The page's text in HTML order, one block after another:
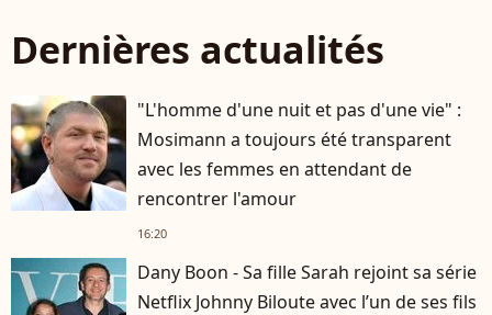
Dernières actualités
"L'homme d'une nuit et pas d'une vie" :
Mosimann a toujours été transparent
avec les femmes en attendant de
rencontrer l'amour
16:20
Dany Boon - Sa fille Sarah rejoint sa série
Netflix Johnny Biloute avec l’un de ses fils